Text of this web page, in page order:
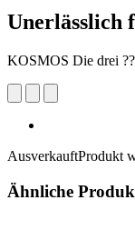
Unerlässlich
KOSMOS Die drei
AusverkauftProdukt
Ähnliche